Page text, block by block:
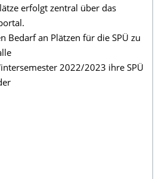
erfolgt zentral über das
Bedarf an Plätzen für die SPÜ zu
2022/2023 ihre SPÜ